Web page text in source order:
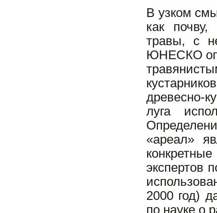
В узком
как
травы, с
ЮНЕСКО
древесно-
луга
«ареал»
экспертов
2000 год)
по науке о